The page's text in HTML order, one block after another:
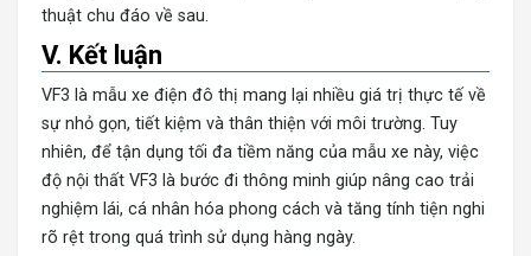
thuật chu đáo về sau.
V. Kết luận
VF3 là mẫu xe điện đô thị mang lại nhiều giá trị thực tế về
sự nhỏ gọn, tiết kiệm và thân thiện với môi trường. Tuy
nhiên, để tận dụng tối đa tiềm năng của mẫu xe này, việc
độ nội thất VF3 là bước đi thông minh giúp nâng cao trải
nghiệm lái, cá nhân hóa phong cách và tăng tính tiện nghi
rõ rệt trong quá trình sử dụng hàng ngày.